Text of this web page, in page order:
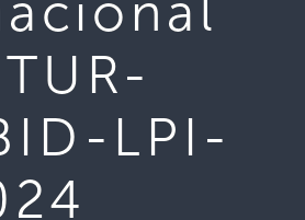
LPI-